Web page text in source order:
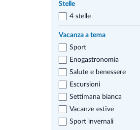
Stelle
4 stelle
Vacanza a tema
Sport
Enogastronomia
Salute e benessere
Escursioni
Settimana bianca
Vacanze estive
Sport invernali